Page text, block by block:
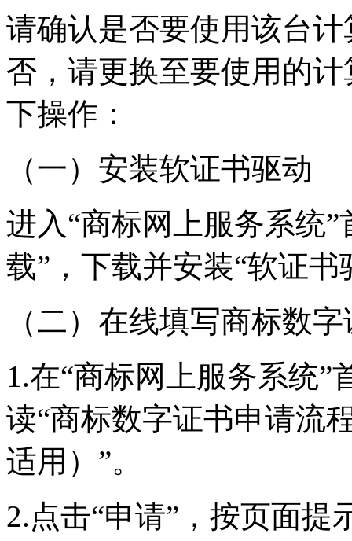
请确认是否要使用该台
否，请更换至要使用的
下操作：
（一）安装软证书驱动
进入“商标网上服务系统
载”，下载并安装“软证书
（二）在线填写商标数
1.在“商标网上服务系统”
读“商标数字证书申请流
适用）”。
2.点击“申请”，按页面